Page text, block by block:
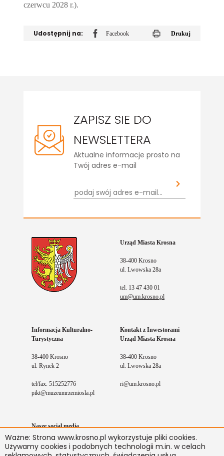
Ważne: Strona www.krosno.pl wykorzystuje pliki cookies.
Używamy cookies i podobnych technologii m.in. w celach
czerwcu 2028 r.).
Udostępnij na: Facebook Drukuj
ZAPISZ SIE DO
NEWSLETTERA
Aktualne informacje prosto na
Twój adres e-mail
Urząd Miasta Krosna
38-400 Krosno
ul. Lwowska 28a
tel. 13 47 430 01
um@um.krosno.pl
Informacja Kulturalno-
Turystyczna
38-400 Krosno
ul. Rynek 2
tel/fax. 515252776
pikt@muzeumrzemiosla.pl
Kontakt z Inwestorami
Urząd Miasta Krosna
38-400 Krosno
ul. Lwowska 28a
ri@um.krosno.pl
Nasze social media
Facebook Youtube Instagram